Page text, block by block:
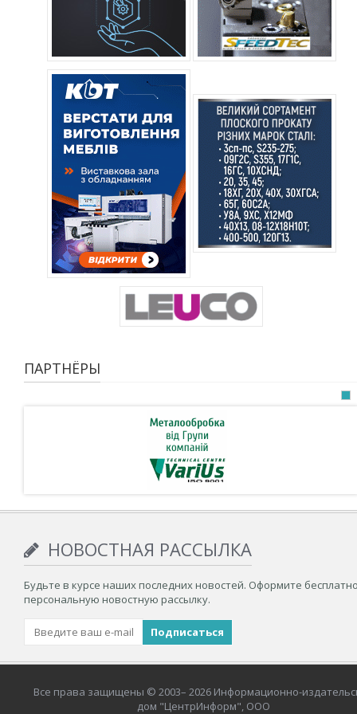
ПАРТНЁРЫ
НОВОСТНАЯ РАССЫЛКА
Будьте в курсе наших последних новостей. Оформите
персональную новостную рассылку.
Все права защищены © 2003– 2026 Информационно-
дом "ЦентрИнформ", ООО